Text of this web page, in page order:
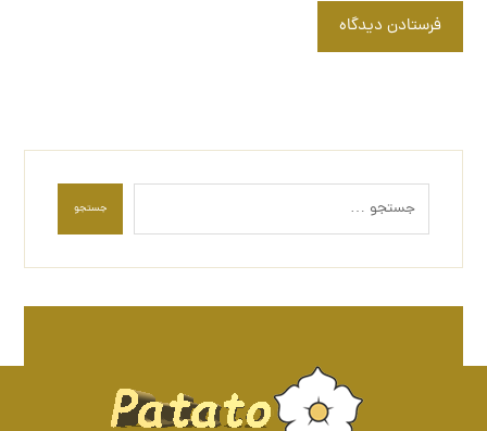
فرستادن دیدگاه
جستجو